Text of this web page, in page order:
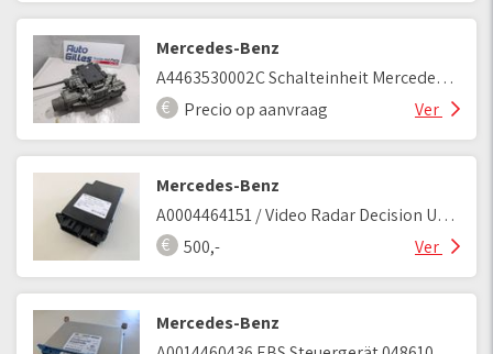
Mercedes-Benz
A4463530002C Schalteinheit Mercedes Benz MP4
Precio op aanvraag
Ver
Mercedes-Benz
A0004464151 / Video Radar Decision Unit 2
500,-
Ver
Mercedes-Benz